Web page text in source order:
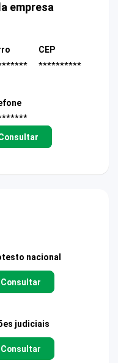
empresa
CEP
**********
nacional
Consultar
judiciais
Consultar